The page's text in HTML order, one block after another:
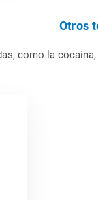
Otros
como la